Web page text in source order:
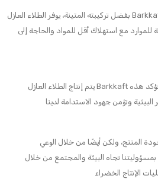
بفضل تركيبته المتينة، يوفر الطلاء العازل Barkkaft أداءً طويل الأمد. "تساهم هذه
للموارد مع استهلاك أقل للمواد والحاجة إلى
يتم إنتاج الطلاء العازل Barkkaft وفقًا لشهادات خضراء مختلفة. تؤكد هذه
المنتج، ولكن أيضًا من خلال الوعي
تجاه البيئة والمجتمع من خلال